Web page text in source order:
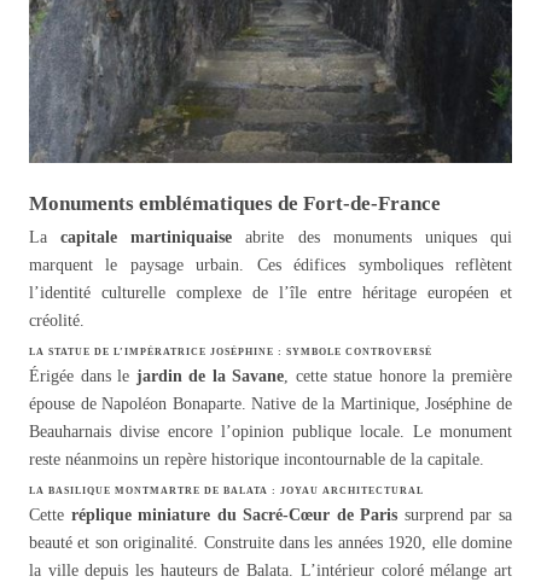
Monuments emblématiques de Fort-de-France
Lacapitale martiniquaise abrite des monuments uniques qui
marquent le paysage urbain. Ces édifices symboliques reflètent
l’identité culturelle complexe de l’île entre héritage européen et
créolité.
LA STATUE DE L’IMPÉRATRICE JOSÉPHINE : SYMBOLE CONTROVERSÉ
Érigée dans le jardin de la Savane, cette statue honore la première
épouse de Napoléon Bonaparte. Native de la Martinique, Joséphine de
Beauharnais divise encore l’opinion publique locale. Le monument
reste néanmoins un repère historique incontournable de la capitale.
LA BASILIQUE MONTMARTRE DE BALATA : JOYAU ARCHITECTURAL
Cette réplique miniature du Sacré-Cœur de Paris surprend par sa
beauté et son originalité. Construite dans les années 1920, elle domine
la ville depuis les hauteurs de Balata. L’intérieur coloré mélange art